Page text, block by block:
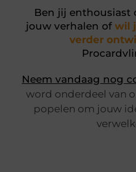
Ben jij enthousiast
jouw verhalen of wil
verder
Neem vandaag nog
word onderdeel van
popelen om jouw